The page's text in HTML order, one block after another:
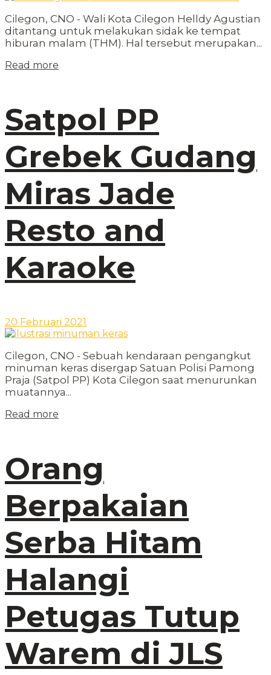
Cilegon, CNO - Wali Kota Cilegon Helldy Agustian
ditantang untuk melakukan sidak ke tempat
hiburan malam (THM). Hal tersebut merupakan...
Read more
Satpol PP
Grebek Gudang
Miras Jade
Resto and
Karaoke
20 Februari 2021
Cilegon, CNO - Sebuah kendaraan pengangkut
minuman keras disergap Satuan Polisi Pamong
Praja (Satpol PP) Kota Cilegon saat menurunkan
muatannya...
Read more
Orang
Berpakaian
Serba Hitam
Halangi
Petugas Tutup
Warem di JLS